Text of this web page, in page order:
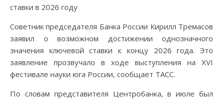
Советник председателя Банка России Кирилл Тремасов
заявил о возможном достижении однозначного
значения ключевой ставки к концу 2026 года. Это
заявление прозвучало в ходе выступления на XVI
фестивале науки юга России, сообщает ТАСС.
По словам представителя Центробанка, в июле был